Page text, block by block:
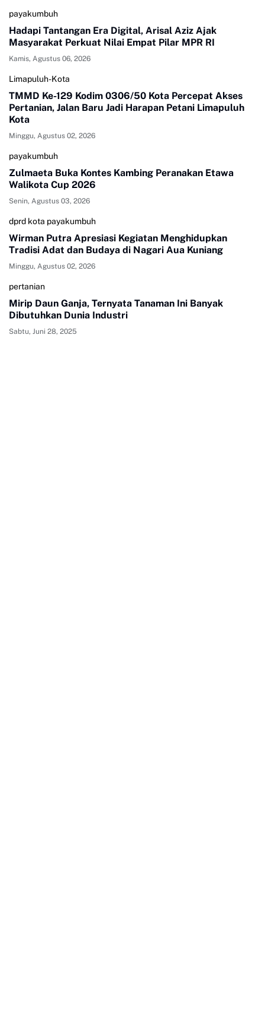
payakumbuh
Hadapi Tantangan Era Digital, Arisal Aziz Ajak
Masyarakat Perkuat Nilai Empat Pilar MPR RI
Kamis, Agustus 06, 2026
Limapuluh-Kota
TMMD Ke-129 Kodim 0306/50 Kota Percepat Akses
Pertanian, Jalan Baru Jadi Harapan Petani Limapuluh
Kota
Minggu, Agustus 02, 2026
payakumbuh
Zulmaeta Buka Kontes Kambing Peranakan Etawa
Walikota Cup 2026
Senin, Agustus 03, 2026
dprd kota payakumbuh
Wirman Putra Apresiasi Kegiatan Menghidupkan
Tradisi Adat dan Budaya di Nagari Aua Kuniang
Minggu, Agustus 02, 2026
pertanian
Mirip Daun Ganja, Ternyata Tanaman Ini Banyak
Dibutuhkan Dunia Industri
Sabtu, Juni 28, 2025